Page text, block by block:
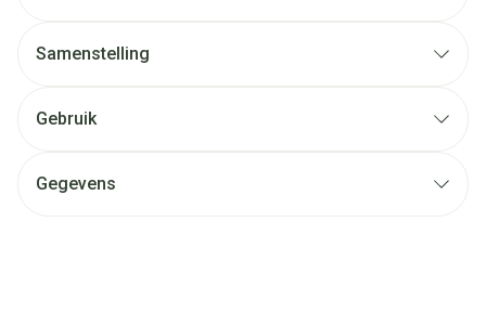
Samenstelling
Gebruik
Gegevens